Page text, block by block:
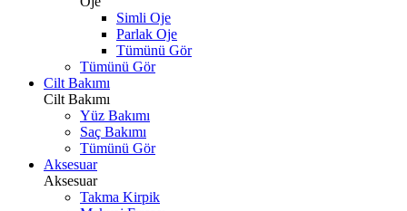
Simli Oje
Parlak Oje
Tümünü Gör
Tümünü Gör
Cilt Bakımı
Cilt Bakımı
Yüz Bakımı
Saç Bakımı
Tümünü Gör
Aksesuar
Aksesuar
Takma Kirpik